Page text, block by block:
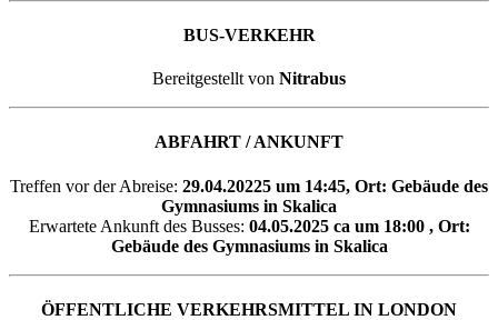
BUS-VERKEHR
Bereitgestellt von Nitrabus
ABFAHRT / ANKUNFT
Treffen vor der Abreise: 29.04.20225 um 14:45, Ort: Gebäude des
Gymnasiums in Skalica
Erwartete Ankunft des Busses: 04.05.2025 ca um 18:00 , Ort:
Gebäude des Gymnasiums in Skalica
ÖFFENTLICHE VERKEHRSMITTEL IN LONDON